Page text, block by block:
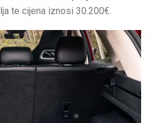
te cijena iznosi 30.200€.